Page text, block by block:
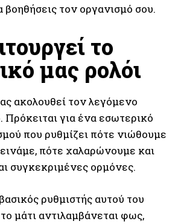
βοηθήσεις τον οργανισμό σου.
το
μας ρολόι
ακολουθεί τον λεγόμενο
Πρόκειται για ένα εσωτερικό
που ρυθμίζει πότε νιώθουμε
πότε χαλαρώνουμε και
συγκεκριμένες ορμόνες.
ρυθμιστής αυτού του
μάτι αντιλαμβάνεται φως,